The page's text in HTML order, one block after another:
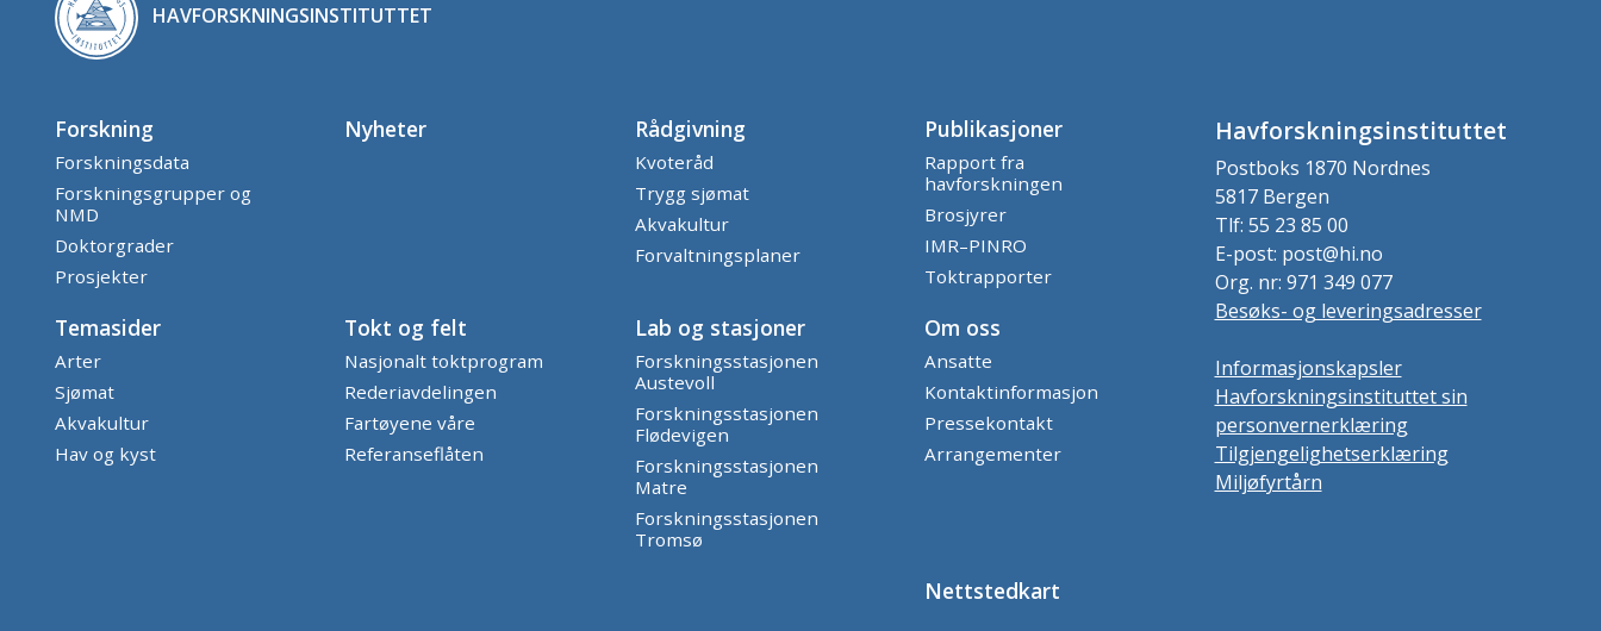
HAVFORSKNINGSINSTITUTTET
Forskning
Forskningsdata
Forskningsgrupper og
NMD
Doktorgrader
Prosjekter
Nyheter Rådgivning
Kvoteråd
Trygg sjømat
Akvakultur
Forvaltningsplaner
Publikasjoner
Rapport fra
havforskningen
Brosjyrer
IMR–PINRO
Toktrapporter
Temasider
Arter
Sjømat
Akvakultur
Hav og kyst
Tokt og felt
Nasjonalt toktprogram
Rederiavdelingen
Fartøyene våre
Referanseflåten
Lab og stasjoner
Forskningsstasjonen
Austevoll
Forskningsstasjonen
Flødevigen
Forskningsstasjonen
Matre
Forskningsstasjonen
Tromsø
Om oss
Ansatte
Kontaktinformasjon
Pressekontakt
Arrangementer
Nettstedkart
Havforskningsinstituttet
Postboks 1870 Nordnes
5817 Bergen
Tlf: 55 23 85 00
E-post: post@hi.no
Org. nr: 971 349 077
Besøks- og leveringsadresser
Informasjonskapsler
Havforskningsinstituttet sin
personvernerklæring
Tilgjengelighetserklæring
Miljøfyrtårn